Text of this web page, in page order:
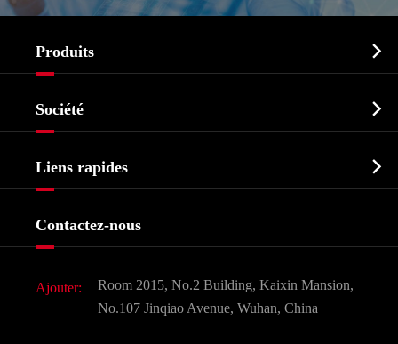
Produits 
Biochimique
Produits agrochimiques et intermédiaires
Ingrédients cosmétiques
Saveurs et parfums
Société 
Liens rapides 
Contactez-nous
Ajouter:
Room 2015, No.2 Building, Kaixin Mansion,
No.107 Jinqiao Avenue, Wuhan, China